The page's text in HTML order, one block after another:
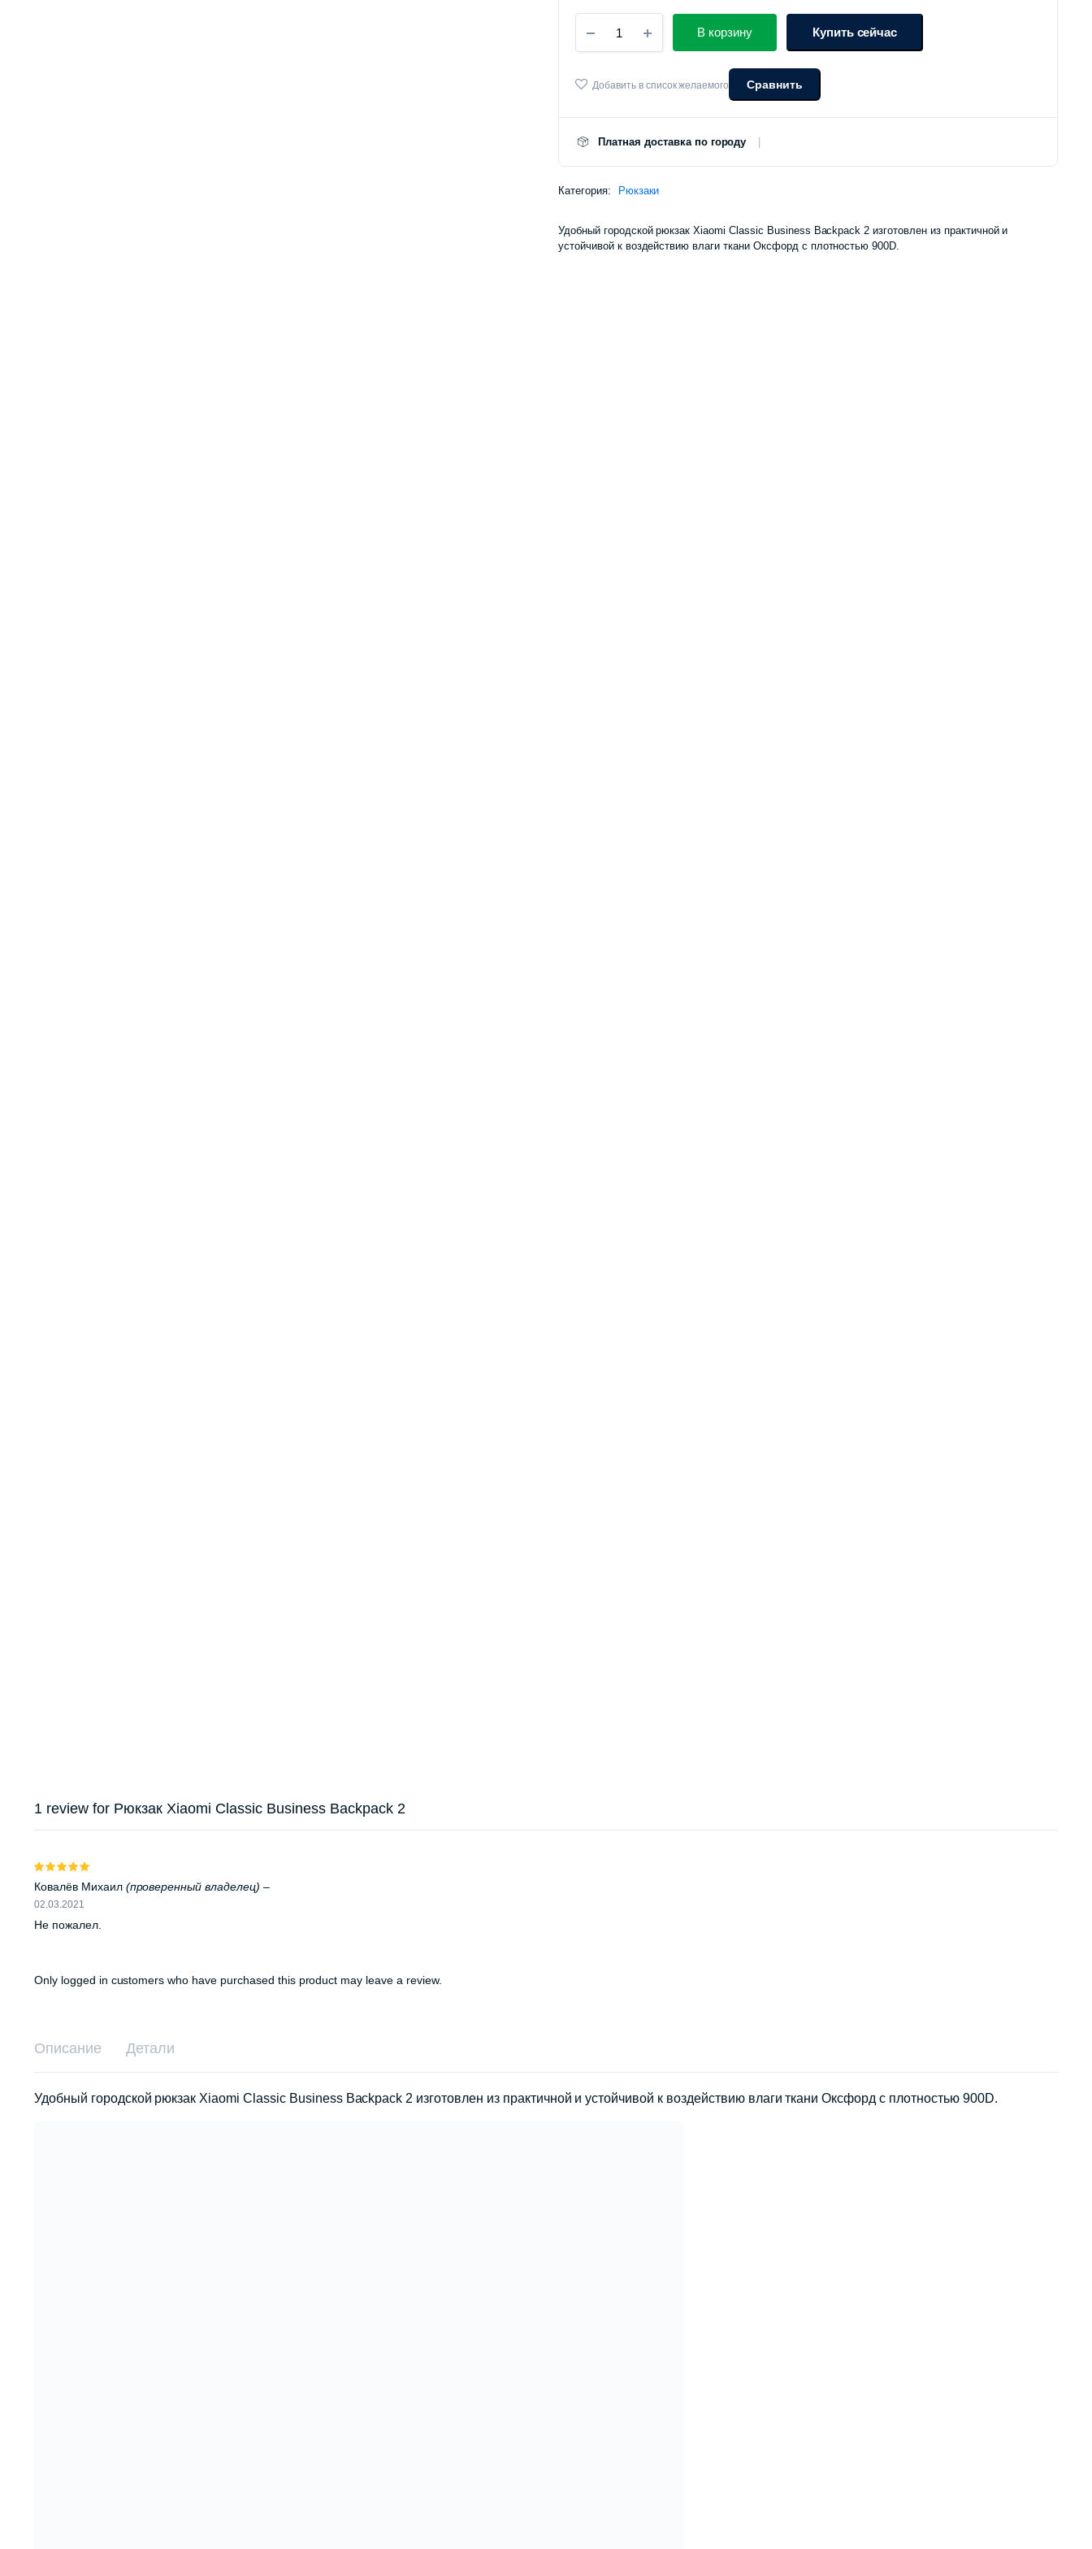
цена
составляла
325
цена:
255
000 сум.
Xiaomi
Classic
Backpack
В корзину Купить сейчас
Добавить в список желаемого Сравнить
Платная доставка по городу
Категория: Рюкзаки
Удобный городской рюкзак Xiaomi Classic Business Backpack 2 изготовлен из практичной и
устойчивой к воздействию влаги ткани Оксфорд с плотностью 900D.
1 review for Рюкзак Xiaomi Classic Business Backpack 2
5из 5
Ковалёв Михаил (проверенный владелец) –
02.03.2021
Не пожалел.
Only logged in customers who have purchased this product may leave a review.
Описание Детали
Удобный городской рюкзак Xiaomi Classic Business Backpack 2 изготовлен из практичной и устойчивой к воздействию влаги ткани Оксфорд с плотностью 900D.